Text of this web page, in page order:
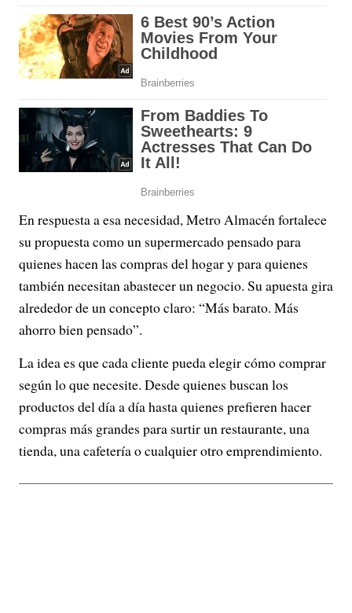
En respuesta a esa necesidad, Metro Almacén fortalece
su propuesta como un supermercado pensado para
quienes hacen las compras del hogar y para quienes
también necesitan abastecer un negocio. Su apuesta gira
alrededor de un concepto claro: “Más barato. Más
ahorro bien pensado”.
La idea es que cada cliente pueda elegir cómo comprar
según lo que necesite. Desde quienes buscan los
productos del día a día hasta quienes prefieren hacer
compras más grandes para surtir un restaurante, una
tienda, una cafetería o cualquier otro emprendimiento.